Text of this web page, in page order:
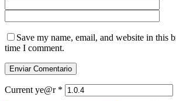
Save my name, email, and website in this
time I comment.
Current ye@r *